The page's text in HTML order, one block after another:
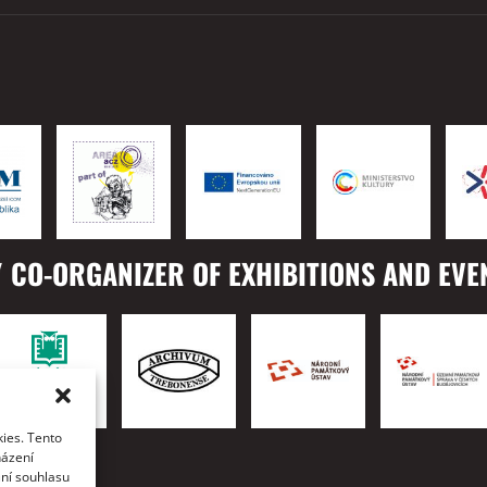
Tento
souhlasu
ORGANIZER OF EXHIBITIONS AND